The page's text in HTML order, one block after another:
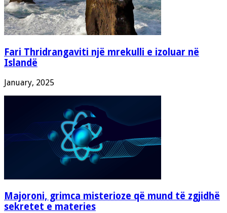
Fari Thridrangaviti një mrekulli e izoluar në
Islandë
January, 2025
Majoroni, grimca misterioze që mund të zgjidhë
sekretet e materies